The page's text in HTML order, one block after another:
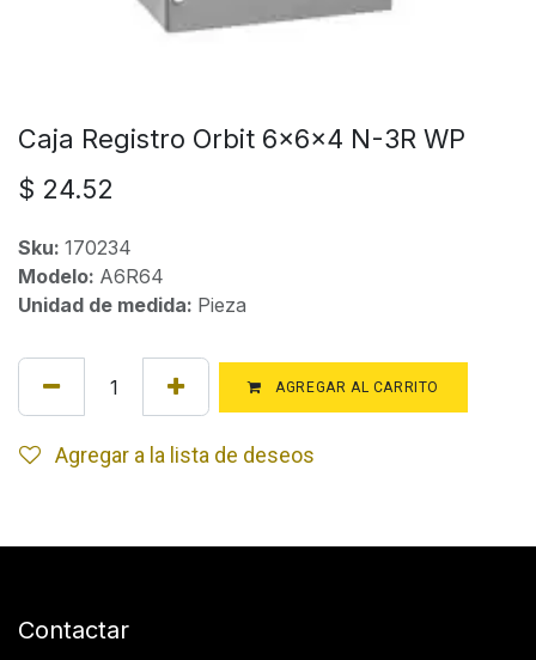
Caja Registro Orbit 6x6x4 N-3R WP
$ 24.52
Sku: 170234
Modelo: A6R64
Unidad de medida: Pieza
AGREGAR AL CARRITO
Agregar a la lista de deseos
Contactar